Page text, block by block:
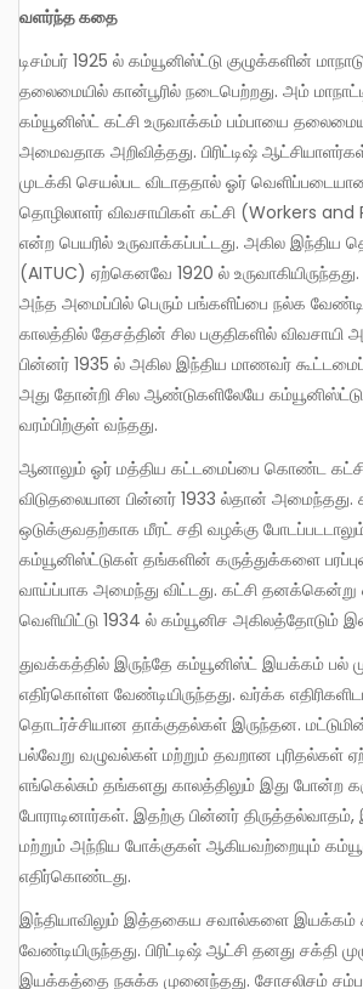
வளர்ந்த கதை
டிசம்பர் 1925 ல் கம்யூனிஸ்ட்டு குழுக்களின் மாநாடு சிங்கார வேலர்
தலைமையில் கான்பூரில் நடைபெற்றது. அம்
கம்யூனிஸ்ட் கட்சி உருவாக்கம் பம்பாயை
அமைவதாக அறிவித்தது. பிரிட்டிஷ்
முடக்கி செயல்பட விடாததால் ஓர்
தொழிலாளர் விவசாயிகள் கட்சி (Workers
என்ற பெயரில் உருவாக்கப்பட்டது. அகில இந்திய
(AITUC) ஏற்கெனவே 1920 ல்
அந்த அமைப்பில் பெரும் பங்களிப்பை நல்க
காலத்தில் தேசத்தின் சில பகுதிகளில் விவசாயி
பின்னர் 1935 ல் அகில இந்திய மாணவர்
அது தோன்றி சில ஆண்டுகளிலேயே
வரம்பிற்குள் வந்தது.
ஆனாலும் ஓர் மத்திய கட்டமைப்பை கொண்ட கட்சி மீரட் கைதிகள்
விடுதலையான பின்னர் 1933 ல்தான் அமைந்தது.
ஒடுக்குவதற்காக மீரட் சதி வழக்கு
கம்யூனிஸ்ட்டுகள் தங்களின் கருத்துக்களை
வாய்ப்பாக அமைந்து விட்டது. கட்சி
வெளியிட்டு 1934 ல் கம்யூனிச
துவக்கத்தில் இருந்தே கம்யூனிஸ்ட் இயக்கம் பல் முனை சவால்களை
எதிர்கொள்ள வேண்டியிருந்தது. வர்க்க
தொடர்ச்சியான தாக்குதல்கள் இருந்தன.
பல்வேறு வழுவல்கள் மற்றும் தவறான புரிதல்கள்
எங்கெல்சும் தங்களது காலத்திலும் இது போன்ற
போராடினார்கள். இதற்கு பின்னர்
மற்றும் அந்நிய போக்குகள் ஆகியவற்றையும்
எதிர்கொண்டது.
இந்தியாவிலும் இத்தகைய சவால்களை இயக்கம் சந்திக்க
வேண்டியிருந்தது. பிரிட்டிஷ் ஆட்சி தனது சக்தி
இயக்கத்தை நசுக்க முனைந்தது. சோசலிசம்